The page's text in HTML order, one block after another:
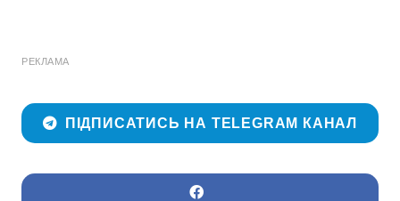
РЕКЛАМА
ПІДПИСАТИСЬ НА TELEGRAM КАНАЛ